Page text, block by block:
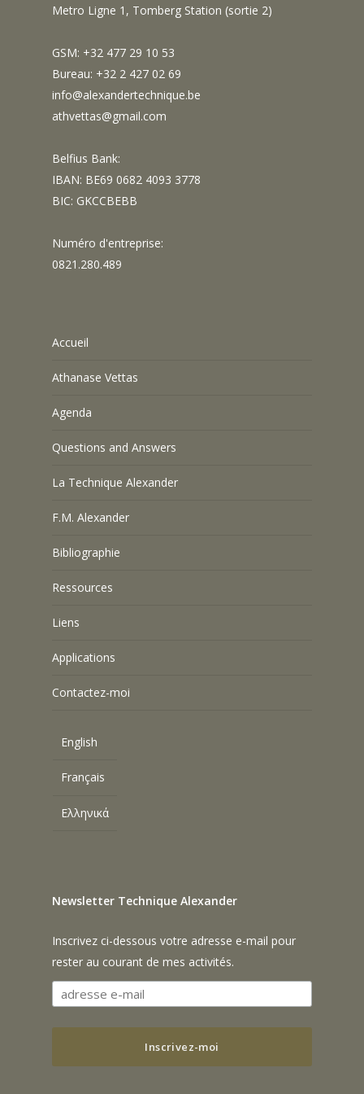
Metro Ligne 1, Tomberg Station (sortie 2)
GSM: +32 477 29 10 53
Bureau: +32 2 427 02 69
info@alexandertechnique.be
athvettas@gmail.com
Belfius Bank:
IBAN: BE69 0682 4093 3778
BIC: GKCCBEBB
Numéro d'entreprise:
0821.280.489
Accueil
Athanase Vettas
Agenda
Questions and Answers
La Technique Alexander
F.M. Alexander
Bibliographie
Ressources
Liens
Applications
Contactez-moi
English
Français
Ελληνικά
Newsletter Technique Alexander
Inscrivez ci-dessous votre adresse e-mail pour
rester au courant de mes activités.